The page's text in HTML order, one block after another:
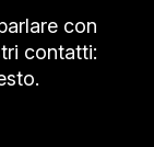
con
contatti: